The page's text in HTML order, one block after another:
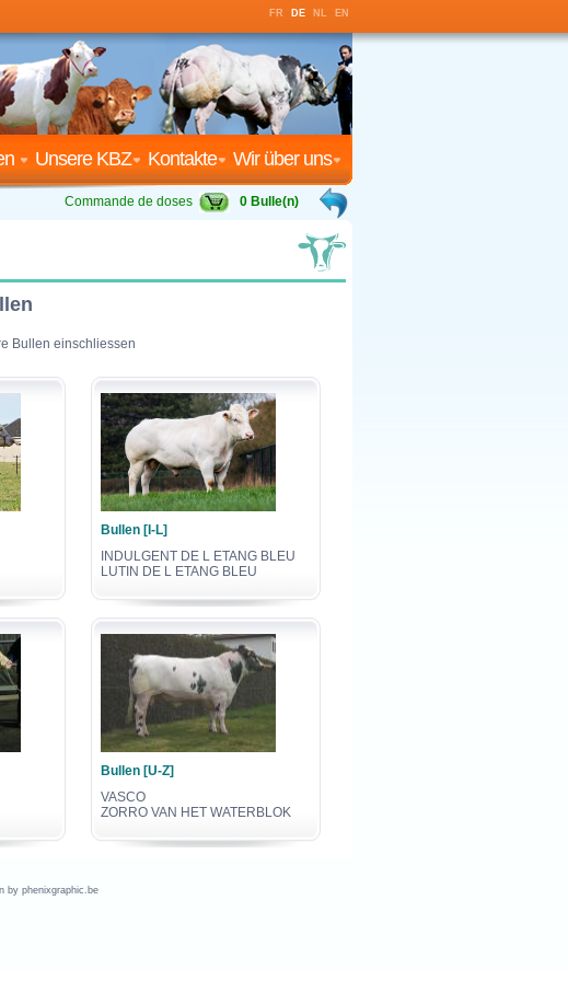
FR DE NL EN
Wir über uns
Kontakte
Unsere KBZ
Commande de doses 0 Bulle(n)
Bullen einschliessen
Bullen [I-L]
INDULGENT DE L ETANG BLEU
LUTIN DE L ETANG BLEU
Bullen [U-Z]
VASCO
ZORRO VAN HET WATERBLOK
by phenixgraphic.be